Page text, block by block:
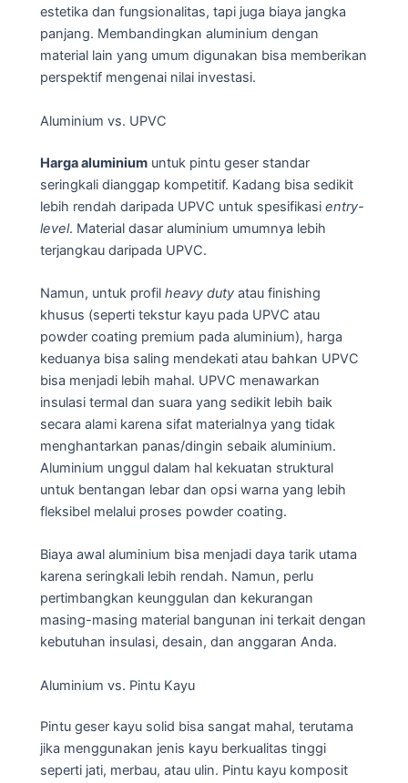
estetika dan fungsionalitas, tapi juga biaya jangka
panjang. Membandingkan aluminium dengan
material lain yang umum digunakan bisa memberikan
perspektif mengenai nilai investasi.
Aluminium vs. UPVC
Harga aluminium untuk pintu geser standar
seringkali dianggap kompetitif. Kadang bisa sedikit
lebih rendah daripada UPVC untuk spesifikasi entry-
level. Material dasar aluminium umumnya lebih
terjangkau daripada UPVC.
Namun, untuk profil heavy duty atau finishing
khusus (seperti tekstur kayu pada UPVC atau
powder coating premium pada aluminium), harga
keduanya bisa saling mendekati atau bahkan UPVC
bisa menjadi lebih mahal. UPVC menawarkan
insulasi termal dan suara yang sedikit lebih baik
secara alami karena sifat materialnya yang tidak
menghantarkan panas/dingin sebaik aluminium.
Aluminium unggul dalam hal kekuatan struktural
untuk bentangan lebar dan opsi warna yang lebih
fleksibel melalui proses powder coating.
Biaya awal aluminium bisa menjadi daya tarik utama
karena seringkali lebih rendah. Namun, perlu
pertimbangkan keunggulan dan kekurangan
masing-masing material bangunan ini terkait dengan
kebutuhan insulasi, desain, dan anggaran Anda.
Aluminium vs. Pintu Kayu
Pintu geser kayu solid bisa sangat mahal, terutama
jika menggunakan jenis kayu berkualitas tinggi
seperti jati, merbau, atau ulin. Pintu kayu komposit